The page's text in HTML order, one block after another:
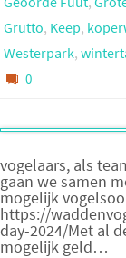
Grutto, Keep,
Westerpark,
0
vogelaars, als
gaan we samen
mogelijk
https://
day-2024/Met al
mogelijk geld…